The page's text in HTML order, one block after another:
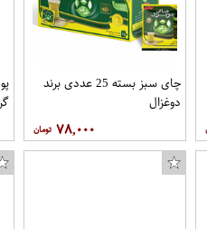
چای سبز بسته 25 عددی برند
دوغزال
۷۸,۰۰۰